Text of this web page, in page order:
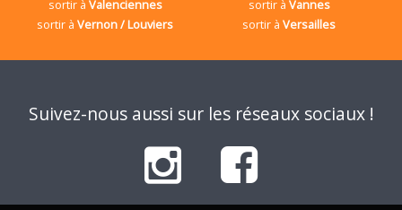
sortir à Valenciennes sortir à Vannes
sortir àVernon / Louviers sortir àVersailles
Suivez-nous aussi sur les réseaux sociaux !